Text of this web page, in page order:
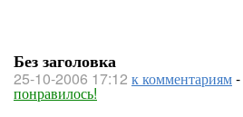
Без заголовка
25-10-2006 17:12 к комментариям-
понравилось!